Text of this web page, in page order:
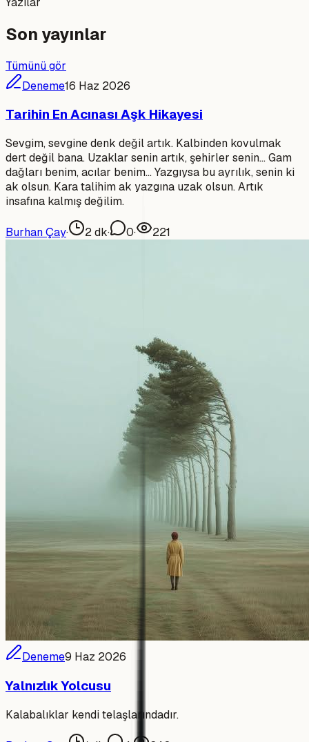
Son yayınlar
Tümünü gör
Deneme16 Haz 2026
Tarihin En Acınası Aşk Hikayesi
Sevgim, sevgine denk değil artık. Kalbinden kovulmak
dert değil bana. Uzaklar senin artık, şehirler senin... Gam
dağları benim, acılar benim... Yazgıysa bu ayrılık, senin ki
ak olsun. Kara talihim ak yazgına uzak olsun. Artık
insafına kalmış değilim.
Burhan Çay· 2dk· 0· 221
Deneme9 Haz 2026
Yalnızlık Yolcusu
Kalabalıklar kendi telaşlarındadır.